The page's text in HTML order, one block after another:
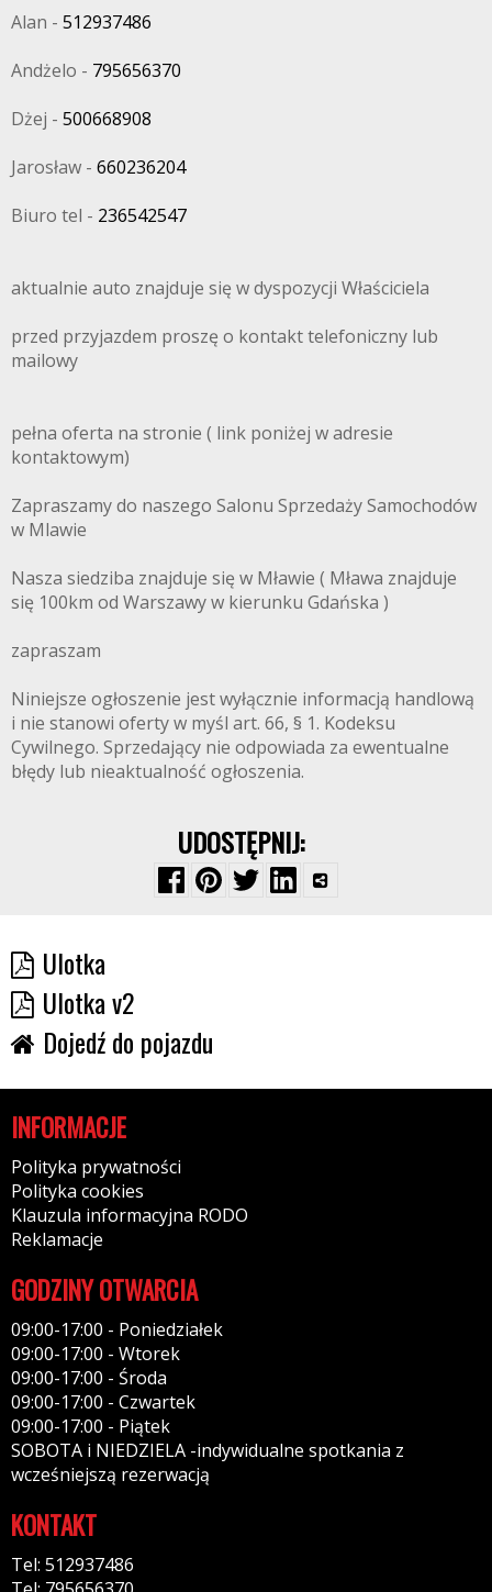
Alan - 512937486
Andżelo - 795656370
Dżej - 500668908
Jarosław - 660236204
Biuro tel - 236542547
aktualnie auto znajduje się w dyspozycji Właściciela
przed przyjazdem proszę o kontakt telefoniczny lub
mailowy
pełna oferta na stronie ( link poniżej w adresie
kontaktowym)
Zapraszamy do naszego Salonu Sprzedaży Samochodów
w Mlawie
Nasza siedziba znajduje się w Mławie ( Mława znajduje
się 100km od Warszawy w kierunku Gdańska )
zapraszam
Niniejsze ogłoszenie jest wyłącznie informacją handlową
i nie stanowi oferty w myśl art. 66, § 1. Kodeksu
Cywilnego. Sprzedający nie odpowiada za ewentualne
błędy lub nieaktualność ogłoszenia.
UDOSTĘPNIJ:
Ulotka
Ulotka v2
Dojedź do pojazdu
INFORMACJE
Polityka prywatności
Polityka cookies
Klauzula informacyjna RODO
Reklamacje
GODZINY OTWARCIA
09:00-17:00 - Poniedziałek
09:00-17:00 - Wtorek
09:00-17:00 - Środa
09:00-17:00 - Czwartek
09:00-17:00 - Piątek
SOBOTA i NIEDZIELA -indywidualne spotkania z
wcześniejszą rezerwacją
KONTAKT
Tel: 512937486